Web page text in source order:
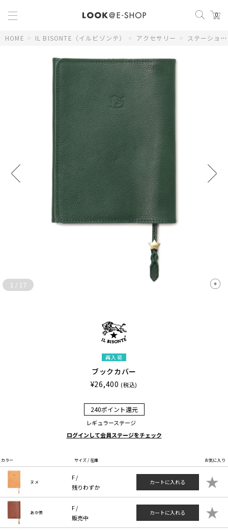
0
HOME > IL BISONTE（イルビゾンテ） > アクセサリー > ステーショナリー
1 / 17
再入荷
ブックカバー
¥26,400 (税込)
240ポイント還元
レギュラーステージ
ログインして会員ステージをチェック
カラー サイズ / 在庫 お気に入り
ヌメ
F /
残りわずか
カートに入れる ★
あか茶
F /
販売中
カートに入れる ★